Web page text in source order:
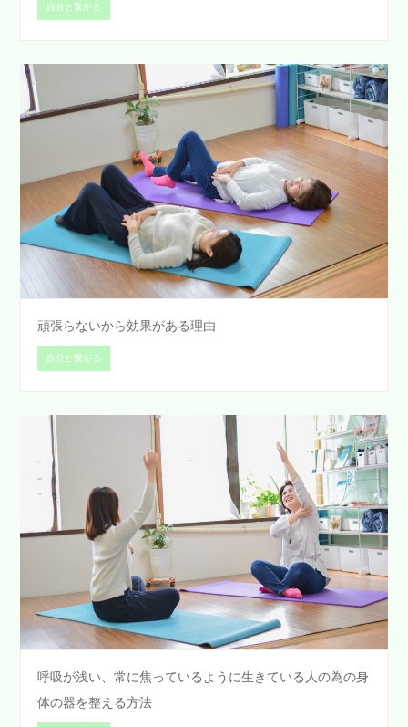
自分と繋がる
頑張らないから効果がある理由
自分と繋がる
呼吸が浅い、常に焦っているように生きている人の為の身
体の器を整える方法